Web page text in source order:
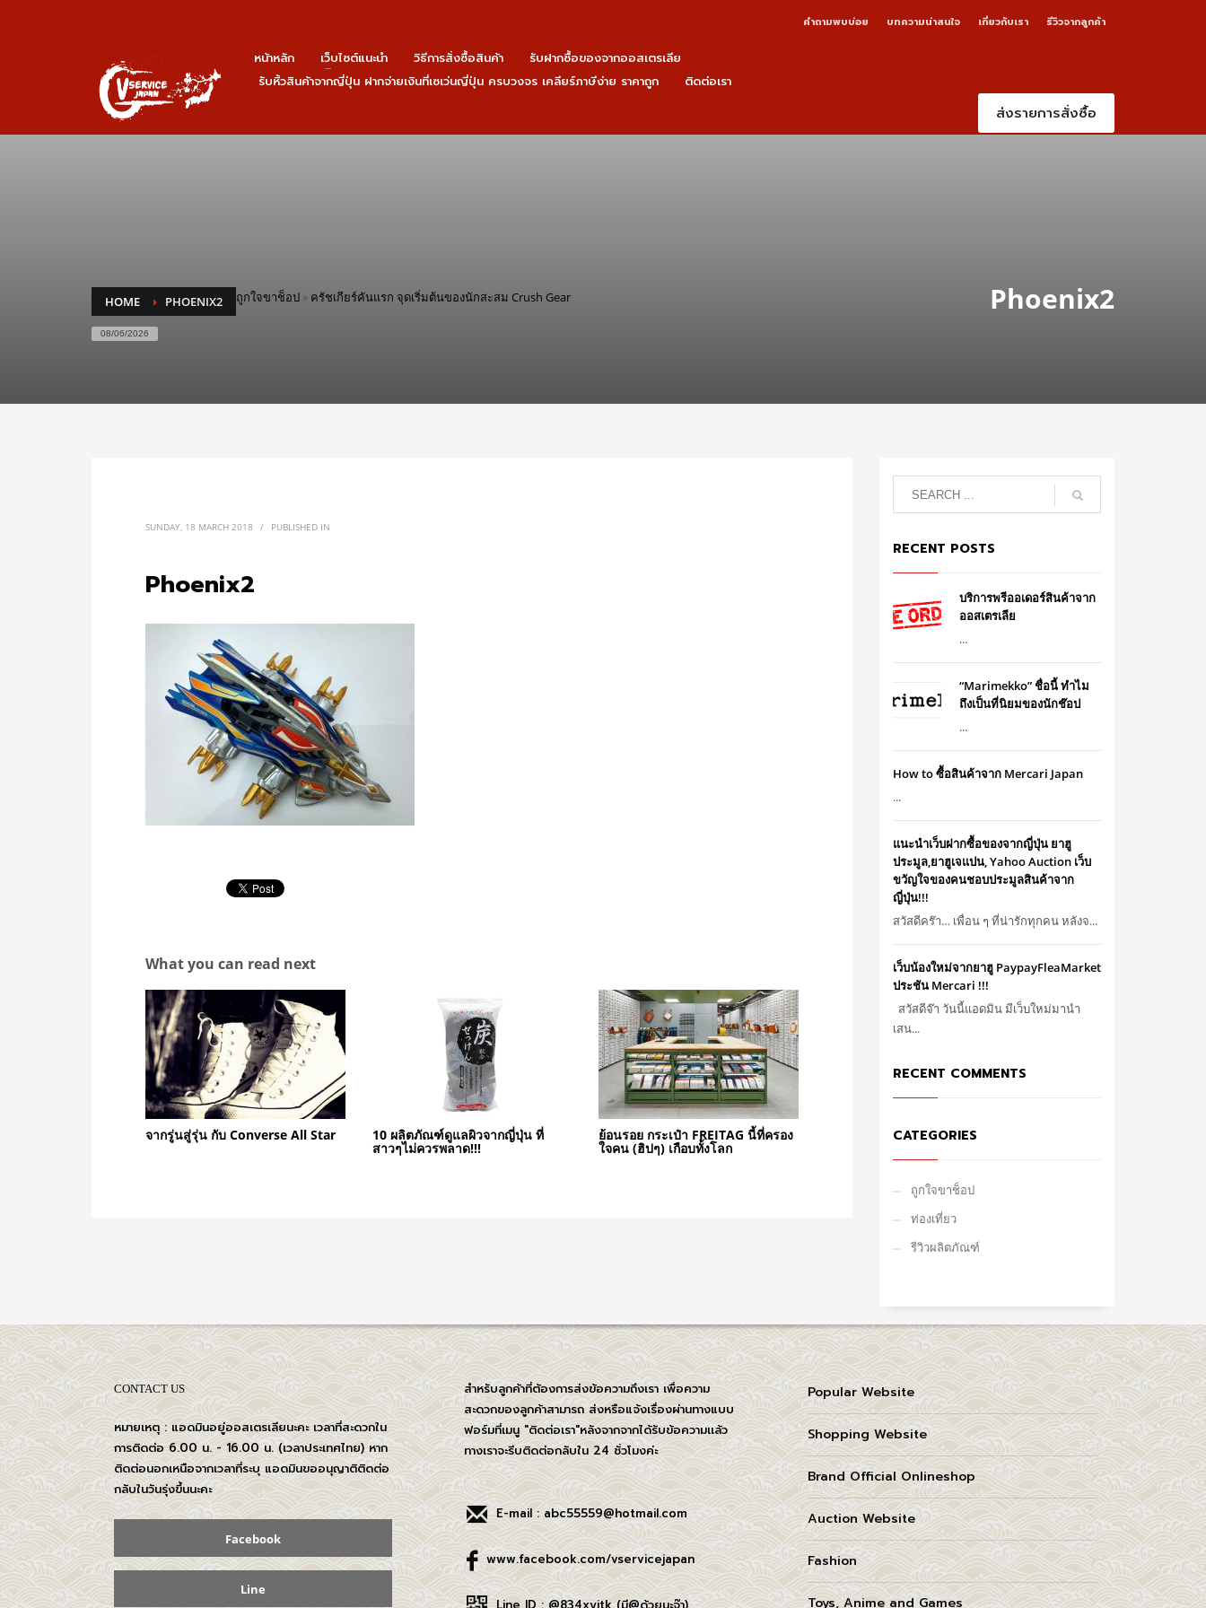
คำถามพบบ่อย บทความน่าสนใจ เกี่ยวกับเรา รีวิวจากลูกค้า
หน้าหลัก เว็บไซต์แนะนำ วิธีการสั่งซื้อสินค้า
รับฝากซื้อของจากออสเตรเลีย
รับหิ้วสินค้าจากญี่ปุ่น ฝากจ่ายเงินที่เซเว่นญี่ปุ่น ครบวงจร เคลียร์ภาษีง่าย ราคาถูก
ติดต่อเรา
ส่งรายการสั่งซื้อ
HOME ถูกใจขาช็อป » ครัชเกียร์คันแรก จุดเริ่มต้นของนักสะสม Crush Gear
PHOENIX2
08/06/2026
Phoenix2
SUNDAY, 18 MARCH 2018 / PUBLISHED IN
Phoenix2
What you can read next
จากรู่นสู่รุ่น กับ Converse All Star 10 ผลิตภัณฑ์ดูแลผิวจากญี่ปุ่น ที่
สาวๆไม่ควรพลาด!!!
ย้อนรอย กระเป๋า FREITAG นี้ที่ครอง
ใจคน (ฮิปๆ) เกือบทั้งโลก
RECENT POSTS
บริการพรีออเดอร์สินค้าจาก
ออสเตรเลีย
...
“Marimekko” ชื่อนี้ ทำไม
ถึงเป็นที่นิยมของนักช๊อป
...
How to ซื้อสินค้าจาก Mercari Japan
...
แนะนำเว็บฝากซื้อของจากญี่ปุ่น ยาฮู
ประมูล,ยาฮูเจแปน, Yahoo Auction เว็บ
ขวัญใจของคนชอบประมูลสินค้าจาก
ญี่ปุ่น!!!
สวัสดีคร๊า… เพื่อน ๆ ที่น่ารักทุกคน หลังจ...
เว็บน้องใหม่จากยาฮู PaypayFleaMarket
ประชัน Mercari !!!
สวัสดีจ๊า วันนี้แอดมิน มีเว็บใหม่มานำ
เสน...
RECENT COMMENTS
CATEGORIES
ถูกใจขาช็อป
ท่องเที่ยว
รีวิวผลิตภัณฑ์
CONTACT US
หมายเหตุ : แอดมินอยู่ออสเตรเลียนะคะ เวลาที่สะดวกใน
การติดต่อ 6.00 น. - 16.00 น. (เวลาประเทศไทย) หาก
ติดต่อนอกเหนือจากเวลาที่ระบุ แอดมินขออนุญาติติดต่อ
กลับในวันรุ่งขึ้นนะคะ
Facebook
Line
สำหรับลูกค้าที่ต้องการส่งข้อความถึงเรา เพื่อความ
สะดวกของลูกค้าสามารถ ส่งหรือแจ้งเรื่องผ่านทางแบบ
ฟอร์มที่เมนู "ติดต่อเรา"หลังจากจากได้รับข้อความเเล้ว
ทางเราจะรีบติดต่อกลับใน 24 ชั่วโมงค่ะ
E-mail : abc55559@hotmail.com
www.facebook.com/vservicejapan
Popular Website
Shopping Website
Brand Official Onlineshop
Auction Website
Fashion
Toys, Anime and Games